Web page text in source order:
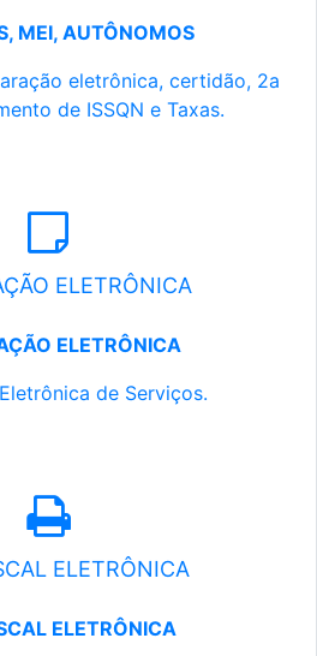
MEI, AUTÔNOMOS
eletrônica, certidão, 2a
de ISSQN e Taxas.
ELETRÔNICA
ELETRÔNICA
de Serviços.
ELETRÔNICA
ELETRÔNICA